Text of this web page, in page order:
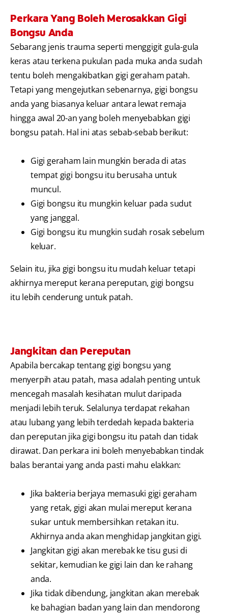
Perkara Yang Boleh Merosakkan Gigi
Bongsu Anda
Sebarang jenis trauma seperti menggigit gula-gula
keras atau terkena pukulan pada muka anda sudah
tentu boleh mengakibatkan gigi geraham patah.
Tetapi yang mengejutkan sebenarnya, gigi bongsu
anda yang biasanya keluar antara lewat remaja
hingga awal 20-an yang boleh menyebabkan gigi
bongsu patah. Hal ini atas sebab-sebab berikut:
Gigi geraham lain mungkin berada di atas
tempat gigi bongsu itu berusaha untuk
muncul.
Gigi bongsu itu mungkin keluar pada sudut
yang janggal.
Gigi bongsu itu mungkin sudah rosak sebelum
keluar.
Selain itu, jika gigi bongsu itu mudah keluar tetapi
akhirnya mereput kerana pereputan, gigi bongsu
itu lebih cenderung untuk patah.
Jangkitan dan Pereputan
Apabila bercakap tentang gigi bongsu yang
menyerpih atau patah, masa adalah penting untuk
mencegah masalah kesihatan mulut daripada
menjadi lebih teruk. Selalunya terdapat rekahan
atau lubang yang lebih terdedah kepada bakteria
dan pereputan jika gigi bongsu itu patah dan tidak
dirawat. Dan perkara ini boleh menyebabkan tindak
balas berantai yang anda pasti mahu elakkan:
Jika bakteria berjaya memasuki gigi geraham
yang retak, gigi akan mulai mereput kerana
sukar untuk membersihkan retakan itu.
Akhirnya anda akan menghidap jangkitan gigi.
Jangkitan gigi akan merebak ke tisu gusi di
sekitar, kemudian ke gigi lain dan ke rahang
anda.
Jika tidak dibendung, jangkitan akan merebak
ke bahagian badan yang lain dan mendorong